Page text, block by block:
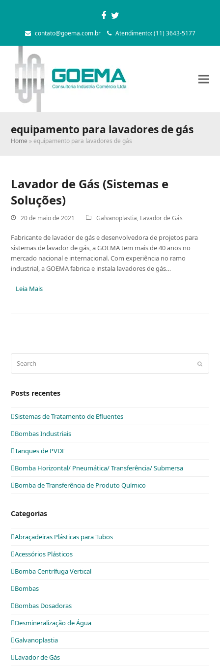
Facebook
Twitter
contato@goema.com.br Atendimento: (11) 3643-5177
equipamento para lavadores de gás
Home »equipamento para lavadores de gás
Lavador de Gás (Sistemas e
Soluções)
20 de maio de 2021 Galvanoplastia, Lavador de Gás
Fabricante de lavador de gás e desenvolvedora de projetos para
sistemas de lavador de gás, a GOEMA tem mais de 40 anos no
mercado nacional e internacional. Com experiência no ramo
industrial, a GOEMA fabrica e instala lavadores de gás…
Leia Mais
Submit
Posts recentes
Sistemas de Tratamento de Efluentes
Bombas Industriais
Tanques de PVDF
Bomba Horizontal/ Pneumática/ Transferência/ Submersa
Bomba de Transferência de Produto Químico
Categorias
Abraçadeiras Plásticas para Tubos
Acessórios Plásticos
Bomba Centrífuga Vertical
Bombas
Bombas Dosadoras
Desmineralização de Água
Galvanoplastia
Lavador de Gás